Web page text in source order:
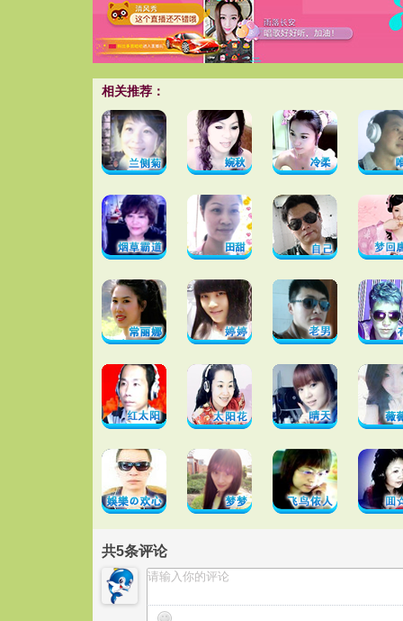
相关推荐：
共5条评论